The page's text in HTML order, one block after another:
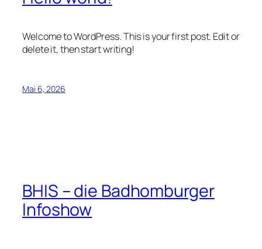
Welcome to WordPress. This is your first post. Edit or
delete it, then start writing!
Mai 6, 2026
BHIS – die Badhomburger
Infoshow